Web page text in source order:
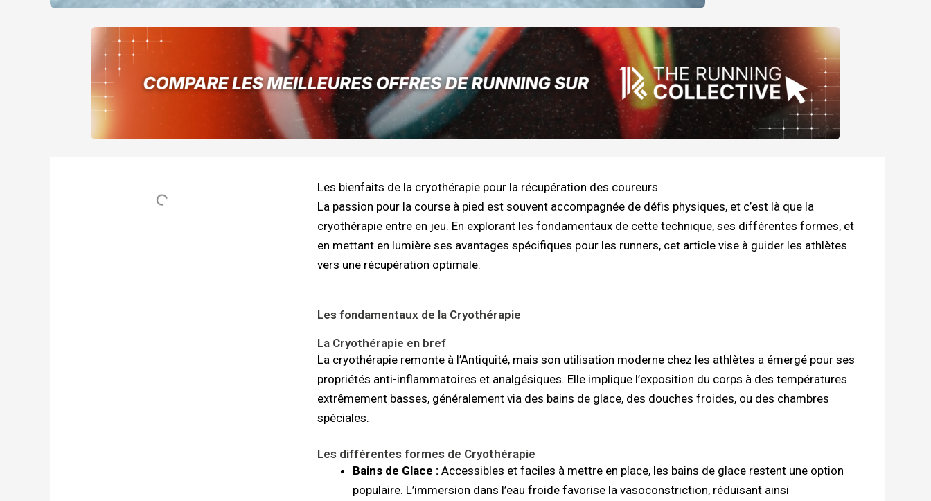
Les bienfaits de la cryothérapie pour la récupération des coureurs
La passion pour la course à pied est souvent accompagnée de défis physiques, et c’est là que la
cryothérapie entre en jeu. En explorant les fondamentaux de cette technique, ses différentes formes, et
en mettant en lumière ses avantages spécifiques pour les runners, cet article vise à guider les athlètes
vers une récupération optimale.
Les fondamentaux de la Cryothérapie
La Cryothérapie en bref
La cryothérapie remonte à l’Antiquité, mais son utilisation moderne chez les athlètes a émergé pour ses
propriétés anti-inflammatoires et analgésiques. Elle implique l’exposition du corps à des températures
extrêmement basses, généralement via des bains de glace, des douches froides, ou des chambres
spéciales.
Les différentes formes de Cryothérapie
Bains de Glace :Accessibles et faciles à mettre en place, les bains de glace restent une option
populaire. L’immersion dans l’eau froide favorise la vasoconstriction, réduisant ainsi